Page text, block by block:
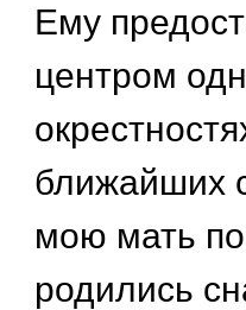
Ему
центром
ближайших
мою мать
родились